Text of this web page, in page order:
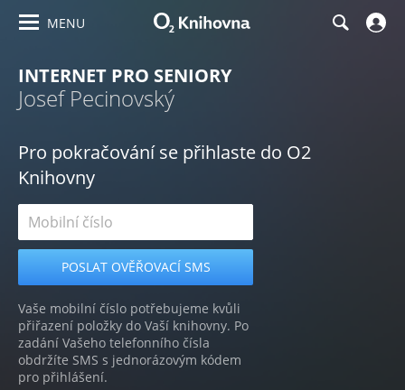
MENU
INTERNET PRO SENIORY
Josef Pecinovský
Pro pokračování se přihlaste do O2
Knihovny
Vaše mobilní číslo potřebujeme kvůli
přiřazení položky do Vaší knihovny. Po
zadání Vašeho telefonního čísla
obdržíte SMS s jednorázovým kódem
pro přihlášení.